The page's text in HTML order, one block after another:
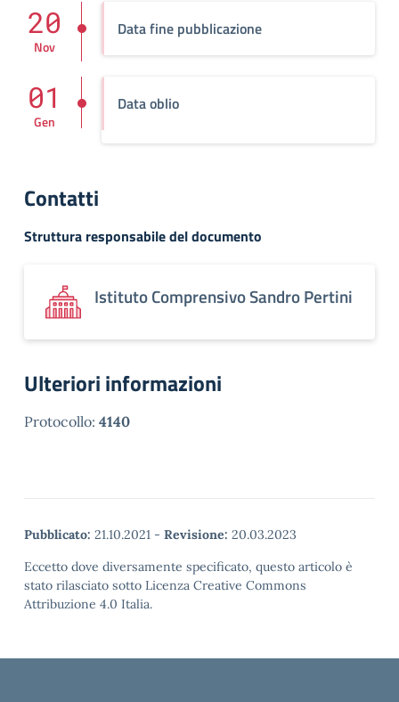
Data fine pubblicazione
20
Nov
Data oblio
01
Gen
Contatti
Struttura responsabile del documento
Istituto Comprensivo Sandro Pertini
Ulteriori informazioni
Protocollo: 4140
Pubblicato: 21.10.2021 - Revisione: 20.03.2023
Eccetto dove diversamente specificato, questo articolo è
stato rilasciato sotto Licenza Creative Commons
Attribuzione 4.0 Italia.